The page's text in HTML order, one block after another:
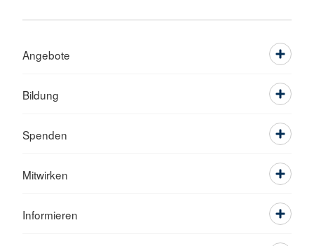
Angebote
Bildung
Spenden
Mitwirken
Informieren